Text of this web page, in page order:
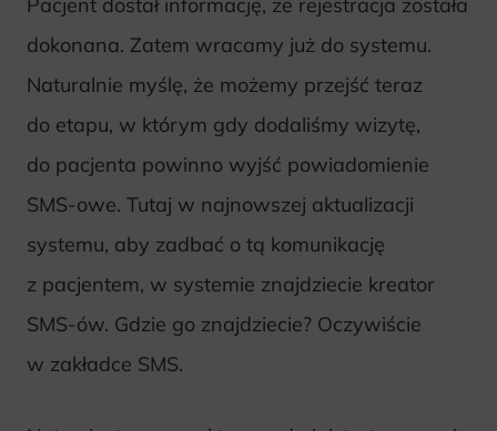
Pacjent dostał informację, że rejestracja została
dokonana. Zatem wracamy już do systemu.
Naturalnie myślę, że możemy przejść teraz
do etapu, w którym gdy dodaliśmy wizytę,
do pacjenta powinno wyjść powiadomienie
SMS-owe. Tutaj w najnowszej aktualizacji
systemu, aby zadbać o tą komunikację
z pacjentem, w systemie znajdziecie kreator
SMS-ów. Gdzie go znajdziecie? Oczywiście
w zakładce SMS.